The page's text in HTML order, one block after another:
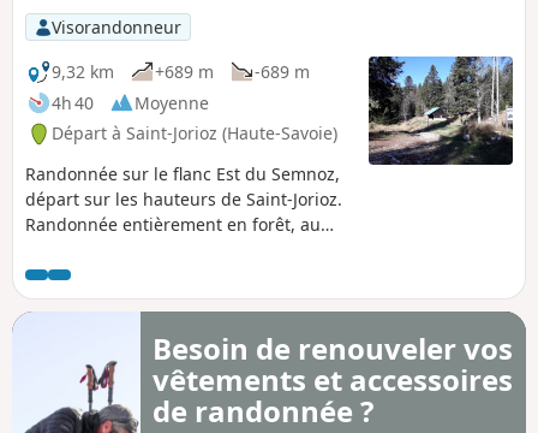
Visorandonneur
9,32 km
+689 m
-689 m
4h 40
Moyenne
Départ à Saint-Jorioz (Haute-Savoie)
Randonnée sur le flanc Est du Semnoz,
départ sur les hauteurs de Saint-Jorioz.
Randonnée entièrement en forêt, au
Besoin de renouveler vos
vêtements et accessoires
de randonnée ?